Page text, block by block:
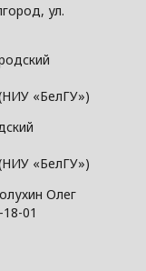
ул.
«БелГУ»)
«БелГУ»)
Олег
01